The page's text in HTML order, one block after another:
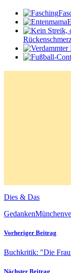
Dies & Das
GedankenMünchen
Vorheriger Beitrag
Buchkritik: "Die Frau
Nächster Beitrag